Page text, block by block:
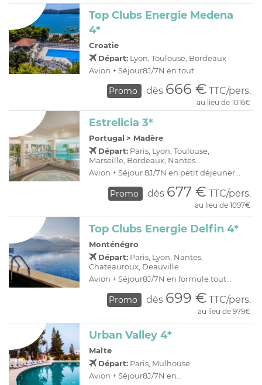
Top Clubs Energie Medena
4*
Croatie
Départ: Lyon, Toulouse, Bordeaux
Avion + Séjour8J/7N en tout...
Promo dès 666 € TTC/pers.
au lieu de 1016€
Estrelicia 3*
Portugal > Madère
Départ: Paris, Lyon, Toulouse,
Marseille, Bordeaux, Nantes...
Avion + Séjour 8J/7N en petit déjeuner...
Promo dès 677 € TTC/pers.
au lieu de 1097€
Top Clubs Energie Delfin 4*
Monténégro
Départ: Paris, Lyon, Nantes,
Chateauroux, Deauville
Avion + Séjour8J/7N en formule tout...
Promo dès 699 € TTC/pers.
au lieu de 979€
Urban Valley 4*
Malte
Départ: Paris, Mulhouse
Avion + Séjour8J/7N en...